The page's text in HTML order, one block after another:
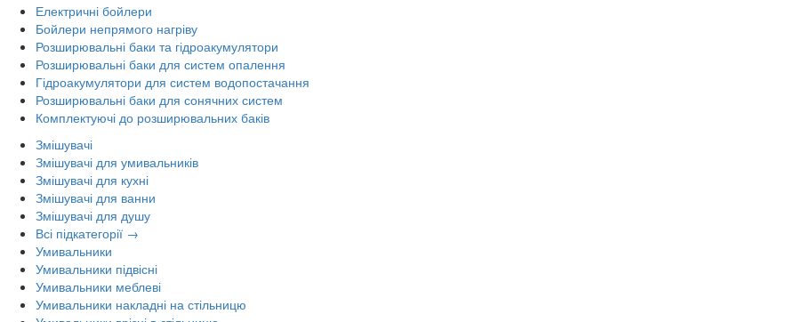
Електричні бойлери
Бойлери непрямого нагріву
Розширювальні баки та гідроакумулятори
Розширювальні баки для систем опалення
Гідроакумулятори для систем водопостачання
Розширювальні баки для сонячних систем
Комплектуючі до розширювальних баків
Змішувачі
Змішувачі для умивальників
Змішувачі для кухні
Змішувачі для ванни
Змішувачі для душу
Всі підкатегорії →
Умивальники
Умивальники підвісні
Умивальники меблеві
Умивальники накладні на стільницю